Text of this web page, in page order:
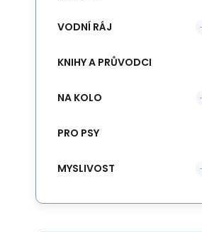
VODNÍ RÁJ
KNIHY A PRŮVODCI
NA KOLO
PRO PSY
MYSLIVOST